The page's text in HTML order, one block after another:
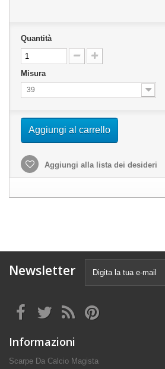
Quantità
Misura
39
Aggiungi al carrello
Aggiungi alla lista dei desideri
Newsletter
Informazioni
Scarpe Da Calcio Magista